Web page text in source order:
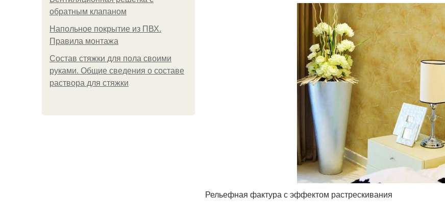
обратным клапаном
Напольное покрытие из ПВХ.
Правила монтажа
Состав стяжки для пола своими
руками. Общие сведения о составе
раствора для стяжки
Рельефная фактура с эффектом растрескивания